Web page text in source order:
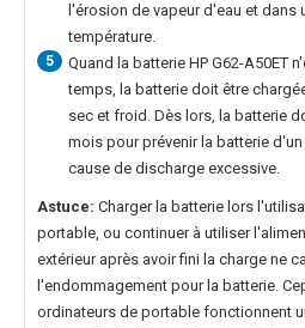
l'érosion de vapeur d'eau et dans
température.
5 Quand la batterie HP G62-A50ET
temps, la batterie doit être
sec et froid. Dès lors, la batterie
mois pour prévenir la batterie
cause de discharge excessive.
Astuce: Charger la batterie lors
portable, ou continuer à utiliser
extérieur après avoir fini la charge ne
l'endommagement pour la batterie.
ordinateurs de portable fonctionnent